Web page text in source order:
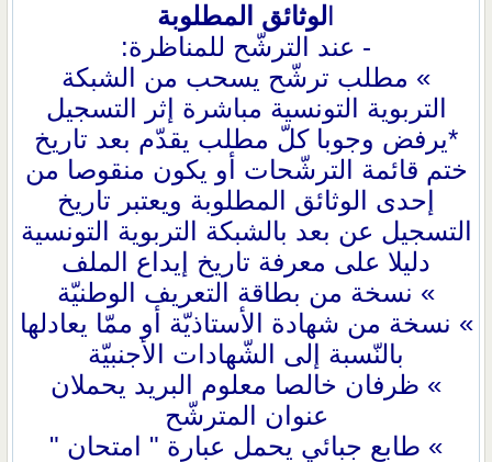
لوثائق المطلوبة
- عند الترشّح للمناظرة:
» مطلب ترشّح يسحب من الشبكة
التربوية التونسية مباشرة إثر التسجيل
*يرفض وجوبا كلّ مطلب يقدّم بعد تاريخ
ختم قائمة الترشّحات أو يكون منقوصا من
إحدى الوثائق المطلوبة ويعتبر تاريخ
التسجيل عن بعد بالشبكة التربوية التونسية
دليلا على معرفة تاريخ إيداع الملف
» نسخة من بطاقة التعريف الوطنيّة
» نسخة من شهادة الأستاذيّة أو ممّا يعادلها
بالنّسبة إلى الشّهادات الأجنبيّة
» ظرفان خالصا معلوم البريد يحملان
عنوان المترشّح
» طابع جبائي يحمل عبارة " امتحان "